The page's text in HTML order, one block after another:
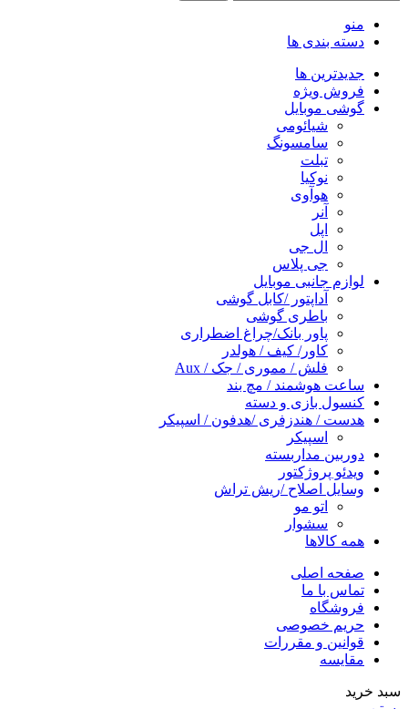
منو
دسته بندی ها
جدیدترین ها
فروش ویژه
گوشی موبایل
شیائومی
سامسونگ
تبلت
نوکیا
هوآوی
آنر
اپل
ال جی
جی پلاس
لوازم جانبی موبایل
آداپتور /کابل گوشی
باطری گوشی
پاور بانک/چراغ اضطراری
کاور/ کیف / هولدر
فلش / مموری / جک / Aux
ساعت هوشمند / مچ بند
کنسول بازی و دسته
هدست / هندزفری /هدفون / اسپیکر
اسپیکر
دوربین مداربسته
ویدئو پروژکتور
وسایل اصلاح /ریش تراش
اتو مو
سشوار
همه کالاها
صفحه اصلی
تماس با ما
فروشگاه
حریم خصوصی
قوانین و مقررات
مقایسه
سبد خرید